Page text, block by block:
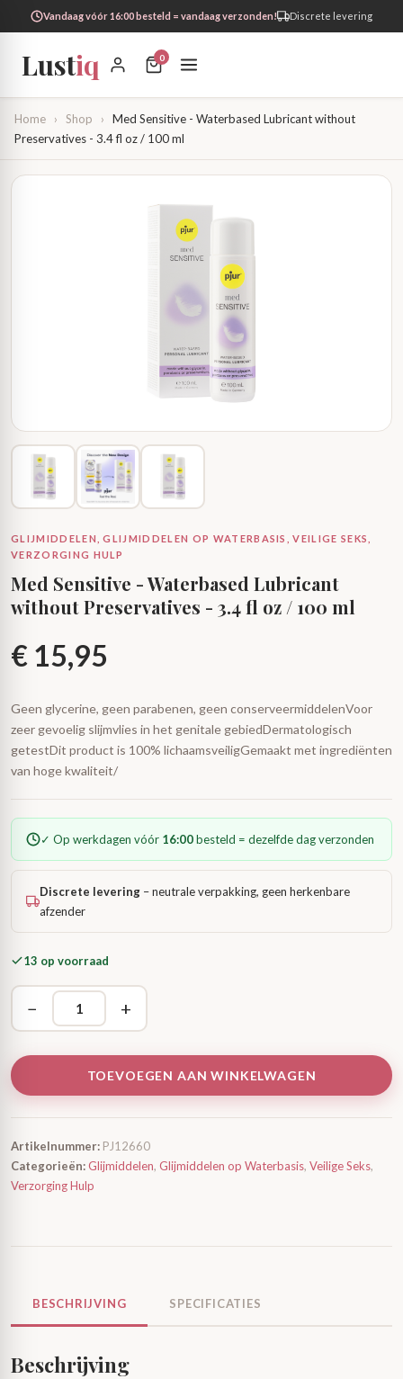
Vandaag vóór 16:00 besteld = vandaag verzonden! Discrete levering
Lustiq 0
Home › Shop ›
Med Sensitive - Waterbased Lubricant without
Preservatives - 3.4 fl oz / 100 ml
GLIJMIDDELEN, GLIJMIDDELEN OP WATERBASIS, VEILIGE SEKS,
VERZORGING HULP
Med Sensitive - Waterbased Lubricant
without Preservatives - 3.4 fl oz / 100 ml
€ 15,95
Geen glycerine, geen parabenen, geen conserveermiddelenVoor
zeer gevoelig slijmvlies in het genitale gebiedDermatologisch
getestDit product is 100% lichaamsveiligGemaakt met ingrediënten
van hoge kwaliteit/
✓ Op werkdagen vóór 16:00besteld = dezelfde dag verzonden
Discrete levering – neutrale verpakking, geen herkenbare
afzender
13 op voorraad
− +
TOEVOEGEN AAN WINKELWAGEN
Artikelnummer: PJ12660
Categorieën:Glijmiddelen, Glijmiddelen op Waterbasis, Veilige Seks,
Verzorging Hulp
BESCHRIJVING SPECIFICATIES
Beschrijving